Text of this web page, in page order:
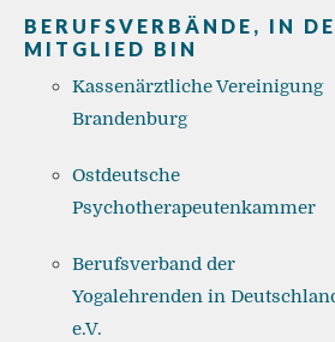
BERUFSVERBÄNDE, IN
MITGLIED BIN
Kassenärztliche Vereinigung
Brandenburg
Ostdeutsche
Psychotherapeutenkammer
Berufsverband der
Yogalehrenden in
e.V.